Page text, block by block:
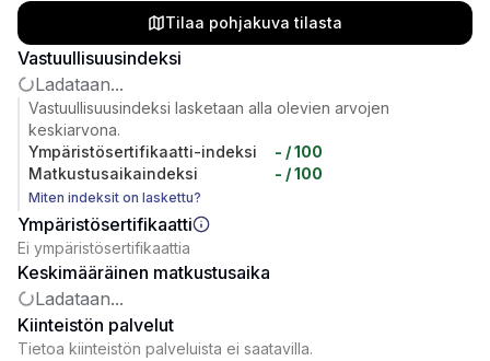
Tilaa pohjakuva tilasta
Vastuullisuusindeksi
Ladataan...
Vastuullisuusindeksi lasketaan alla olevien arvojen
keskiarvona.
Ympäristösertifikaatti-indeksi
- / 100
Matkustusaikaindeksi
- / 100
Miten indeksit on laskettu?
Ympäristösertifikaatti
Ei ympäristösertifikaattia
Keskimääräinen matkustusaika
Ladataan...
Kiinteistön palvelut
Tietoa kiinteistön palveluista ei saatavilla.